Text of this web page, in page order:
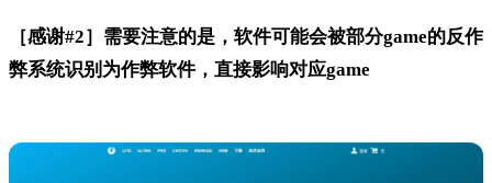
［感谢#2］需要注意的是，软件可能会被部分game的反作
弊系统识别为作弊软件，直接影响对应game